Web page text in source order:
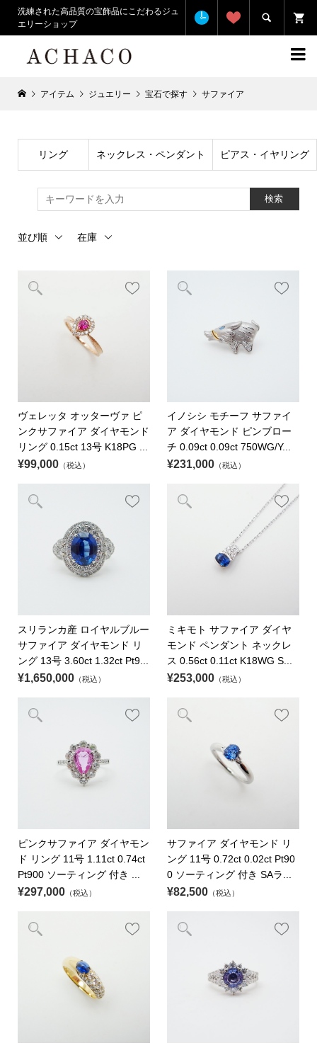
洗練された高品質の宝飾品にこだわるジュ
エリーショップ


アイテム ジュエリー 宝石で探す サファイア
リング ネックレス・ペンダント ピアス・イヤリング
検索
並び順 在庫
ヴェレッタ オッターヴァ ピ
ンクサファイア ダイヤモンド
リング 0.15ct 13号 K18PG ...
¥99,000（税込）
イノシシ モチーフ サファイ
ア ダイヤモンド ピンブロー
チ 0.09ct 0.09ct 750WG/Y...
¥231,000 （税込）
スリランカ産 ロイヤルブルー
サファイア ダイヤモンド リ
ング 13号 3.60ct 1.32ct Pt9...
¥1,650,000（税込）
ミキモト サファイア ダイヤ
モンド ペンダント ネックレ
ス 0.56ct 0.11ct K18WG S...
¥253,000 （税込）
ピンクサファイア ダイヤモン
ド リング 11号 1.11ct 0.74ct
Pt900 ソーティング 付き ...
¥297,000（税込）
サファイア ダイヤモンド リ
ング 11号 0.72ct 0.02ct Pt90
0 ソーティング 付き SAラ...
¥82,500 （税込）